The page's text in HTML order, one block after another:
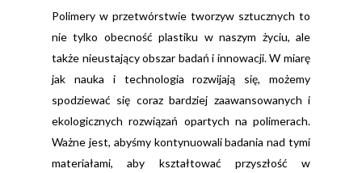
Polimery w przetwórstwie tworzyw sztucznych to
nie tylko obecność plastiku w naszym życiu, ale
także nieustający obszar badań i innowacji. W miarę
jak nauka i technologia rozwijają się, możemy
spodziewać się coraz bardziej zaawansowanych i
ekologicznych rozwiązań opartych na polimerach.
Ważne jest, abyśmy kontynuowali badania nad tymi
materiałami, aby kształtować przyszłość w